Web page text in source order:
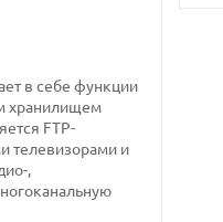
в себе функции
хранилищем
FTP-
телевизорами и
,